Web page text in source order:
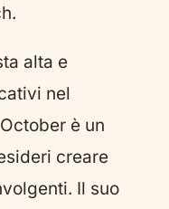
alta e
nel
è un
creare
Il suo